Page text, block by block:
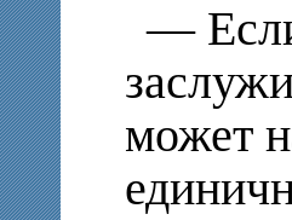
—
может